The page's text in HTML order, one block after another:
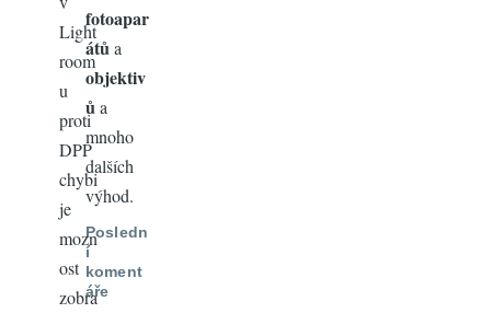
Light
room
u
proti
DPP
chybi
je
mozn
ost
zobra
fotoapar
átů a
objektiv
ů a
mnoho
dalších
výhod.
Posledn
í
koment
áře